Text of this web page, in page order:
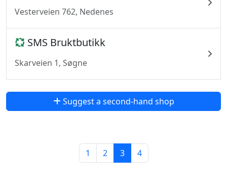
Vesterveien 762, Nedenes
SMS Bruktbutikk
Skarveien 1, Søgne
Suggest a second-hand shop
1 2 3 4